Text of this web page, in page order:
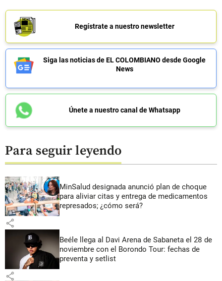
Regístrate a nuestro newsletter
Siga las noticias de EL COLOMBIANO desde Google
News
Únete a nuestro canal de Whatsapp
Para seguir leyendo
MinSalud designada anunció plan de choque
para aliviar citas y entrega de medicamentos
represados; ¿cómo será?
share
Beéle llega al Davi Arena de Sabaneta el 28 de
noviembre con el Borondo Tour: fechas de
preventa y setlist
share